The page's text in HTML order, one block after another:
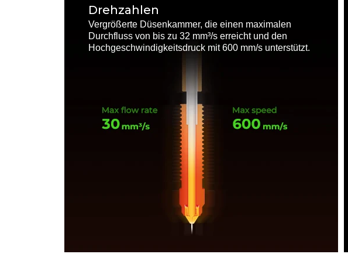
Drehzahlen
Vergrößerte Düsenkammer, die einen maximalen
Durchfluss von bis zu 32 mm³/s erreicht und den
Hochgeschwindigkeitsdruck mit 600 mm/s unterstützt.